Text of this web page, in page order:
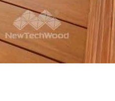
需要鋪設
問，人員
量並進一
求後將配
面」傳給
放軟體囉